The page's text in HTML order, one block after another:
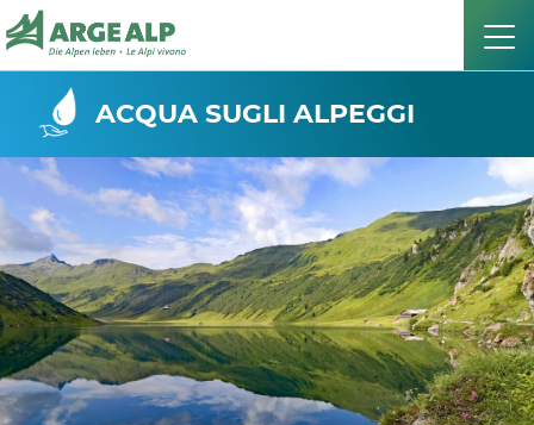
ACQUA SUGLI ALPEGGI